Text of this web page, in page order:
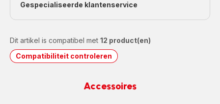
Gespecialiseerde klantenservice
Dit artikel is compatibel met 12 product(en)
Compatibiliteit controleren
Accessoires